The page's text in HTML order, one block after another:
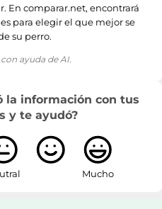
En comparar.net, encontrará
para elegir el que mejor se
su perro.
ayuda de AI.
la información con tus
y te ayudó?
Mucho